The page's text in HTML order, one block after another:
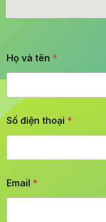
Họ và tên *
Số điện thoại *
Email *